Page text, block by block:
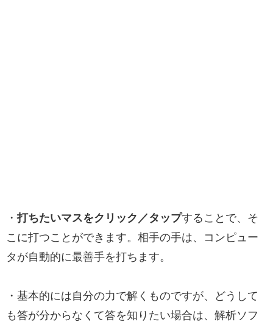
・打ちたいマスをクリック／タップすることで、そ
こに打つことができます。相手の手は、コンピュー
タが自動的に最善手を打ちます。
・基本的には自分の力で解くものですが、どうして
も答が分からなくて答を知りたい場合は、解析ソフ